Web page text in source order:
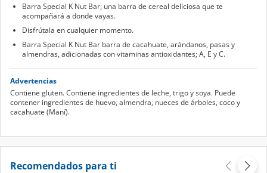
Barra Special K Nut Bar, una barra de cereal deliciosa que te
acompañará a donde vayas.
Disfrútala en cualquier momento.
Barra Special K Nut Bar barra de cacahuate, arándanos, pasas y
almendras, adicionadas con vitaminas antioxidantes; A, E y C.
Advertencias
Contiene gluten. Contiene ingredientes de leche, trigo y soya. Puede
contener ingredientes de huevo, almendra, nueces de árboles, coco y
cacahuate (Maní).
Recomendados para ti